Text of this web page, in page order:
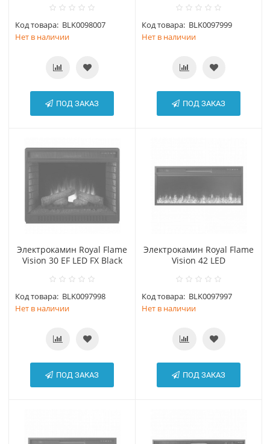
Код товара: BLK0098007
Нет в наличии
ПОД ЗАКАЗ
Код товара: BLK0097999
Нет в наличии
ПОД ЗАКАЗ
Электрокамин Royal Flame
Vision 30 EF LED FX Black
Код товара: BLK0097998
Нет в наличии
ПОД ЗАКАЗ
Электрокамин Royal Flame
Vision 42 LED
Код товара: BLK0097997
Нет в наличии
ПОД ЗАКАЗ